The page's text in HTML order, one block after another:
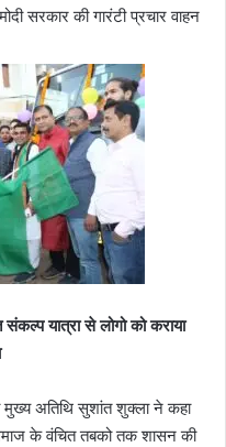
सरकार की गारंटी प्रचार वाहन
यात्रा से लोगो को कराया
मुख्य अतिथि सुशांत शुक्ला ने कहा
के वंचित तबको तक शासन की